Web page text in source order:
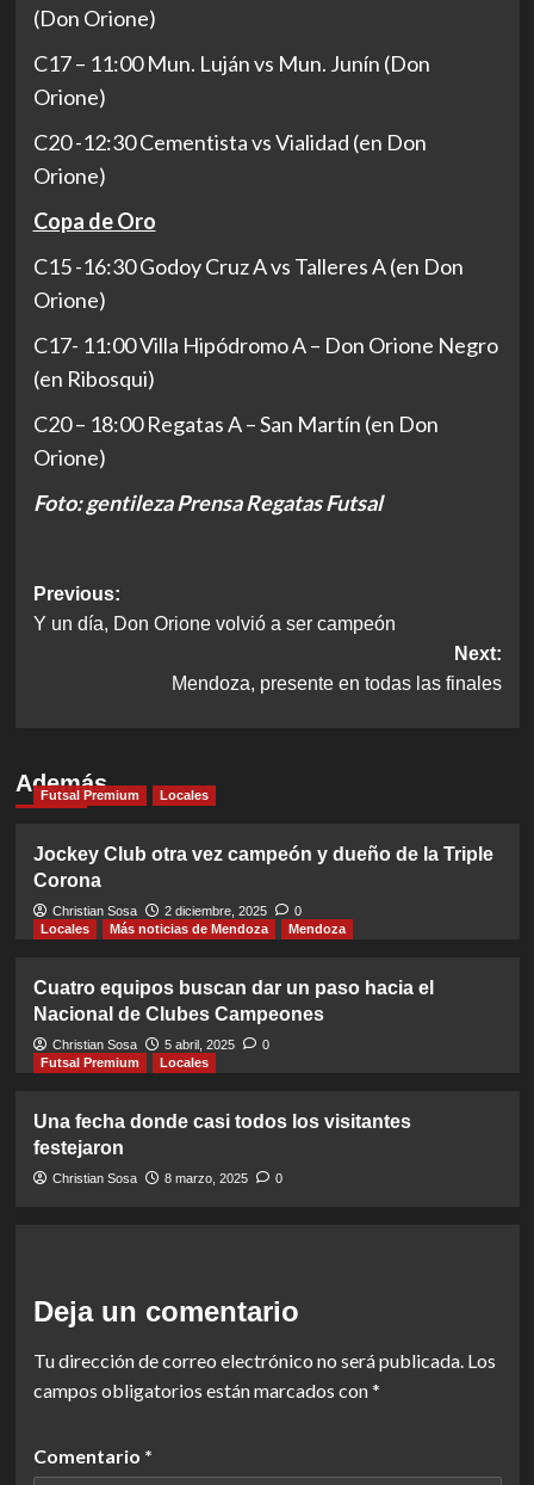
(Don Orione)
C17 – 11:00 Mun. Luján vs Mun. Junín (Don
Orione)
C20 -12:30 Cementista vs Vialidad (en Don
Orione)
Copa de Oro
C15 -16:30 Godoy Cruz A vs Talleres A (en Don
Orione)
C17- 11:00 Villa Hipódromo A – Don Orione Negro
(en Ribosqui)
C20 – 18:00 Regatas A – San Martín (en Don
Orione)
Foto: gentileza Prensa Regatas Futsal
Post
navigation
Previous:
Y un día, Don Orione volvió a ser campeón
Next:
Mendoza, presente en todas las finales
Además
Futsal Premium Locales
Jockey Club otra vez campeón y dueño de la Triple
Corona
Christian Sosa 2 diciembre, 2025
0
Locales
Más noticias de Mendoza Mendoza
Cuatro equipos buscan dar un paso hacia el
Nacional de Clubes Campeones
Christian Sosa 5 abril, 2025
0
Futsal Premium
Locales
Una fecha donde casi todos los visitantes
festejaron
Christian Sosa 8 marzo, 2025 0
Deja un comentario
Tu dirección de correo electrónico no será publicada. Los
campos obligatorios están marcados con*
Comentario *